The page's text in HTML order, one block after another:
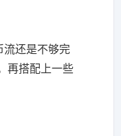
还是不够完
再搭配上一些